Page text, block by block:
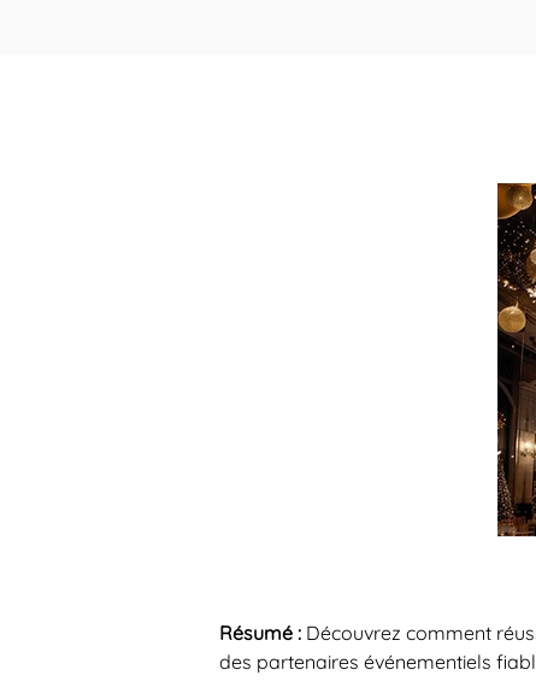
Résumé : Découvrez comment
des partenaires événementiels